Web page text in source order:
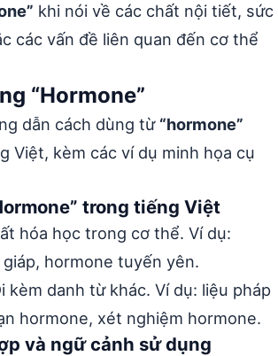
khi nói về các chất nội tiết, sức
các vấn đề liên quan đến cơ thể
“Hormone”
dẫn cách dùng từ “hormone”
Việt, kèm các ví dụ minh họa cụ
trong tiếng Việt
hóa học trong cơ thể. Ví dụ:
hormone tuyến yên.
kèm danh từ khác. Ví dụ: liệu pháp
hormone, xét nghiệm hormone.
và ngữ cảnh sử dụng